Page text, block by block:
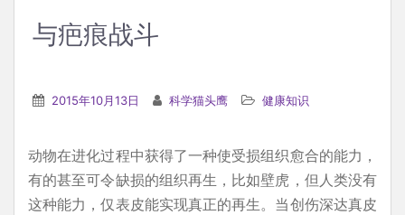
与疤痕战斗
2015年10月13日 科学猫头鹰 健康知识
动物在进化过程中获得了一种使受损组织愈合的能力，
有的甚至可令缺损的组织再生，比如壁虎，但人类没有
这种能力，仅表皮能实现真正的再生。当创伤深达真皮